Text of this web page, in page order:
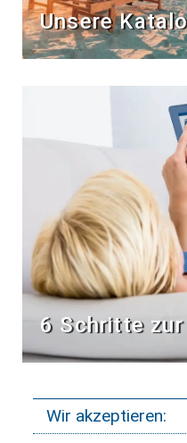
Unsere
6 Schritte
Wir akzeptieren: